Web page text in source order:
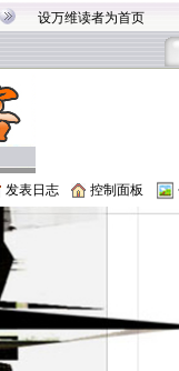
设万维读者为首页
发表日志 控制面板